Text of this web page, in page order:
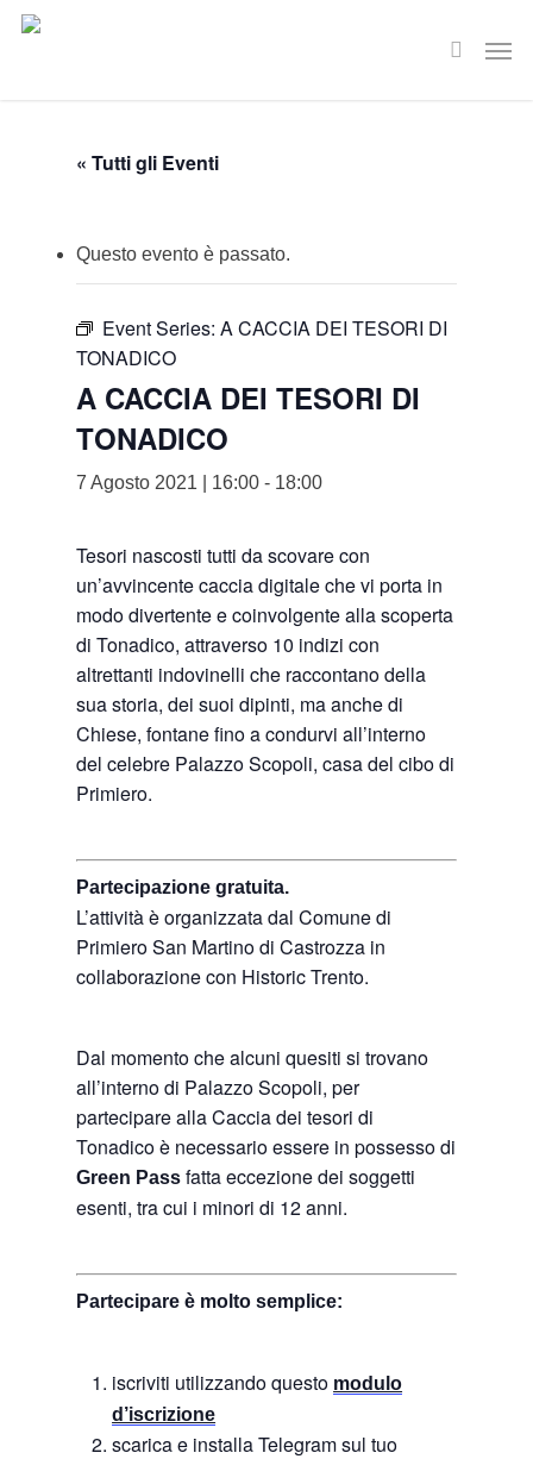
Skip
search
« Tutti gli Eventi
Questo evento è passato.
Event Series: A CACCIA DEI TESORI DI
TONADICO
A CACCIA DEI TESORI DI
TONADICO
7 Agosto 2021 | 16:00 - 18:00
Tesori nascosti tutti da scovare con
un’avvincente caccia digitale che vi porta in
modo divertente e coinvolgente alla scoperta
di Tonadico, attraverso 10 indizi con
altrettanti indovinelli che raccontano della
sua storia, dei suoi dipinti, ma anche di
Chiese, fontane fino a condurvi all’interno
del celebre Palazzo Scopoli, casa del cibo di
Primiero.
Partecipazione gratuita.
L’attività è organizzata dal Comune di
Primiero San Martino di Castrozza in
collaborazione con Historic Trento.
Dal momento che alcuni quesiti si trovano
all’interno di Palazzo Scopoli, per
partecipare alla Caccia dei tesori di
Tonadico è necessario essere in possesso di
Green Pass fatta eccezione dei soggetti
esenti, tra cui i minori di 12 anni.
Partecipare è molto semplice:
iscriviti utilizzando questo modulo
d’iscrizione
scarica e installa Telegram sul tuo